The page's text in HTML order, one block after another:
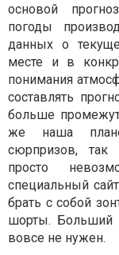
основой
погоды
данных о
месте и в
понимания
составлять
больше
же наша
сюрпризов, так
просто
специальный
брать с собой
шорты. Больший
вовсе не нужен.